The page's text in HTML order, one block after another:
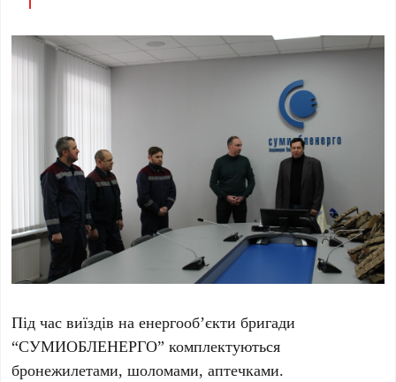
Під час виїздів на енергооб’єкти бригади
“СУМИОБЛЕНЕРГО” комплектуються
бронежилетами, шоломами, аптечками.